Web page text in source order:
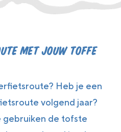
met jouw toffe
Heb je een
volgend jaar?
gebruiken de tofste